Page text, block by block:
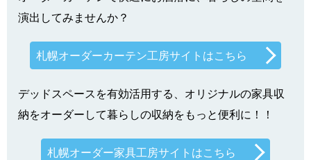
演出してみませんか？
札幌オーダーカーテン工房サイトはこちら
デッドスペースを有効活用する、オリジナルの家具収
納をオーダーして暮らしの収納をもっと便利に！！
札幌オーダー家具工房サイトはこちら